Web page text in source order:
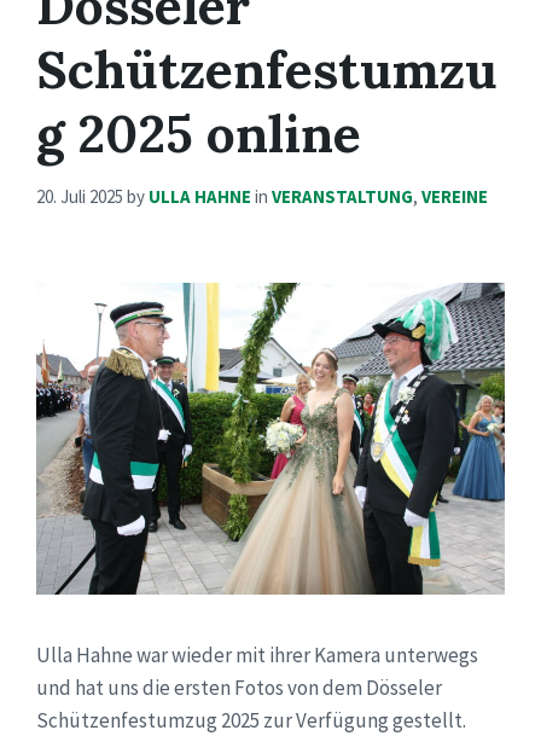
Schützenfestumzu
g 2025 online
20. Juli 2025 by ULLA HAHNE in VERANSTALTUNG, VEREINE
Ulla Hahne war wieder mit ihrer Kamera unterwegs
und hat uns die ersten Fotos von dem Dösseler
Schützenfestumzug 2025 zur Verfügung gestellt.